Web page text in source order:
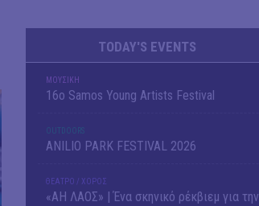
TODAY'S EVENTS
ΜΟΥΣΙΚΗ
16o Samos Young Artists Festival
OUTDΟORS
ANILIO PARK FESTIVAL 2026
ΘΕΑΤΡΟ / ΧΟΡΟΣ
«ΑΗ ΛΑΟΣ» | Ένα σκηνικό ρέκβιεμ για την